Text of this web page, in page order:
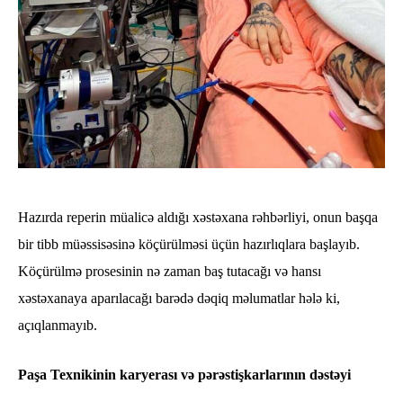
Hazırda reperin müalicə aldığı xəstəxana rəhbərliyi, onun başqa
bir tibb müəssisəsinə köçürülməsi üçün hazırlıqlara başlayıb.
Köçürülmə prosesinin nə zaman baş tutacağı və hansı
xəstəxanaya aparılacağı barədə dəqiq məlumatlar hələ ki,
açıqlanmayıb.
Paşa Texnikinin karyerası və pərəstişkarlarının dəstəyi